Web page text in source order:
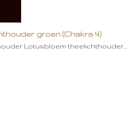
groen (Chakra 4)
Lotusbloem theelichthouder…